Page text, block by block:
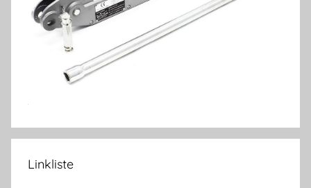
Linkliste